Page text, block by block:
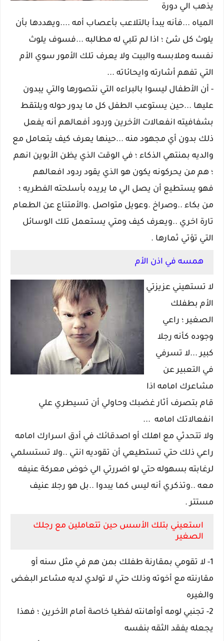
يذهب الي دورة
المياه ...فأنه يبدأ بالتلاعب بأعصاب أمه ....ويهددها بأن
يلوث كل شئ ؛ اذا لم تلبي له مطالبه ...فسوف يلوث
نفسه وملابسه والبيت ولا يعرف تلك الأمور سوي الأم
التي تفهم أشارته وايحائاته ...
- أن الأطفال ليسوا بالبراءه التي نتصورها والتي يبدون
عليها ...حين يستوعب الطفل كل ما يدور حوله ويلتقط
بشفافيته انفعالات الأخرين وردود أفعالهم أنه يفعل
ذلك بدون أي مجهود منه ...حينها يعرف كيف يتعامل مع
والديه بمنتهي الذكاء ؛ في الوقت الذي يظن الأبوين انهم
؛ هم من يحركونه يكون هو الذي يقود ردود افعالهم
فهو يستطيع أن يصل الي ما يريده بأسلحته الفطريه ؛
من بكاء ..وصراخ .وعويل متواصل .والأمتناع عن الطعام
تارة اخري ..ويعرف كيف ومتي يستعمل تلك الوسائل
التي تؤتي ثمارها .
همسه في اذن الأم
لا تستهيني عزيزتي
الأم بطفلك
الصغير ؛ راعي
وجوده كأنه رجلا
كبير ...لا تسرفي
في التعبير عن
مشاعرك امامه اذا
قام بتصرف أثار غضبك وحاولي أن تسيطري علي
انفعالاتك امامه ...
ولا تتحدثي مع اهلك أو اصدقائك في أدق اسرارك امامه
راعي ذلك حتي تستطيعي أن تقوديه انتي ..ولا تستسلمي
لرغابته بسهوله حتي لو اضررتي الي خوض معركة عنيفه
معه ..وتذكري أنه ليس كما يبدوا ..بل هو رجلا عنيف
مستتر .
استعيني بتلك الأسس حين تتعاملين مع رجلك
الصغير
1- لا تقومي بمقارنة طفلك بمن هم في مثل سنه أو
مقارنته مع أخوته وذلك حتي لا تولدي لديه مشاعر البغض
والغيره
2- تجنبي لومه أوأهانته لفظيا خاصة أمام الأخرين ؛ فهذا
يجعله يفقد الثقه بنفسه